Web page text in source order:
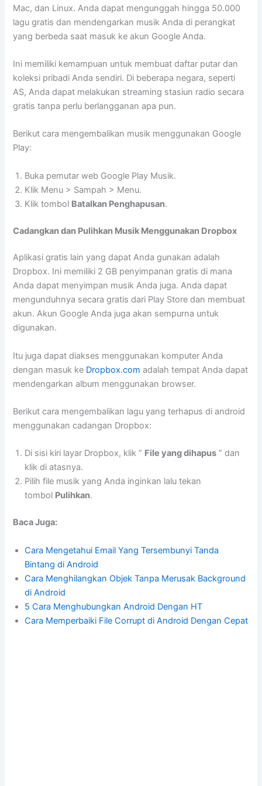
Mac, dan Linux. Anda dapat mengunggah hingga 50.000
lagu gratis dan mendengarkan musik Anda di perangkat
yang berbeda saat masuk ke akun Google Anda.
Ini memiliki kemampuan untuk membuat daftar putar dan
koleksi pribadi Anda sendiri. Di beberapa negara, seperti
AS, Anda dapat melakukan streaming stasiun radio secara
gratis tanpa perlu berlangganan apa pun.
Berikut cara mengembalikan musik menggunakan Google
Play:
Buka pemutar web Google Play Musik.
Klik Menu > Sampah > Menu.
Klik tombol Batalkan Penghapusan.
Cadangkan dan Pulihkan Musik Menggunakan Dropbox
Aplikasi gratis lain yang dapat Anda gunakan adalah
Dropbox. Ini memiliki 2 GB penyimpanan gratis di mana
Anda dapat menyimpan musik Anda juga. Anda dapat
mengunduhnya secara gratis dari Play Store dan membuat
akun. Akun Google Anda juga akan sempurna untuk
digunakan.
Itu juga dapat diakses menggunakan komputer Anda
dengan masuk ke Dropbox.com adalah tempat Anda dapat
mendengarkan album menggunakan browser.
Berikut cara mengembalikan lagu yang terhapus di android
menggunakan cadangan Dropbox:
Di sisi kiri layar Dropbox, klik ” File yang dihapus ” dan
klik di atasnya.
Pilih file musik yang Anda inginkan lalu tekan
tombol Pulihkan.
Baca Juga:
Cara Mengetahui Email Yang Tersembunyi Tanda
Bintang di Android
Cara Menghilangkan Objek Tanpa Merusak Background
di Android
5 Cara Menghubungkan Android Dengan HT
Cara Memperbaiki File Corrupt di Android Dengan Cepat